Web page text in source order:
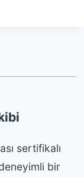
sertifikalı
bir